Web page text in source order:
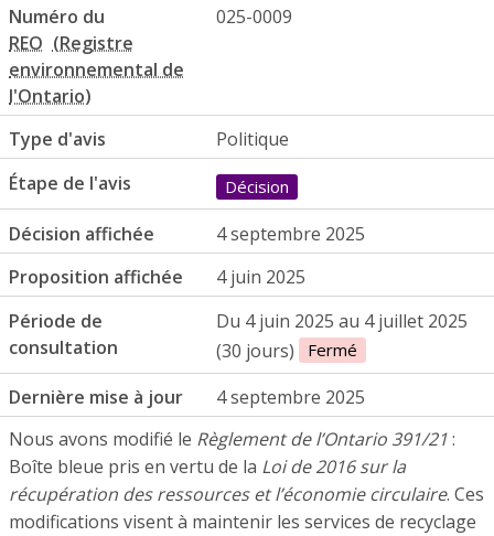
Numéro du
REO
025-0009
Type d'avis
Politique
Étape de l'avis
Décision
Décision affichée
4 septembre 2025
Proposition affichée
4 juin 2025
Période de
consultation
Du 4 juin 2025 au 4 juillet 2025
(30 jours)
Fermé
Dernière mise à jour
4 septembre 2025
Nous avons modifié le Règlement de l’Ontario 391/21:
Boîte bleue pris en vertu de la Loi de 2016 sur la
récupération des ressources et l’économie circulaire. Ces
modifications visent à maintenir les services de recyclage